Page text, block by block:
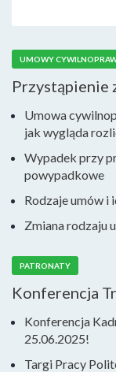
UMOWY
Przystąpienie
Umowa
jak wygląda
Wypadek przy
powypadkowe
Rodzaje umów i
Zmiana rodzaju
PATRONATY
Konferencja
Konferencja
25.06.2025!
Targi Pracy